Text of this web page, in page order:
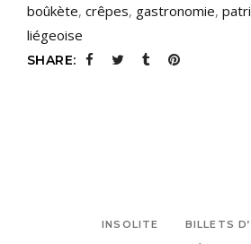
boûkète, crêpes, gastronomie,
liégeoise
SHARE:
INSOLITE
BILLETS